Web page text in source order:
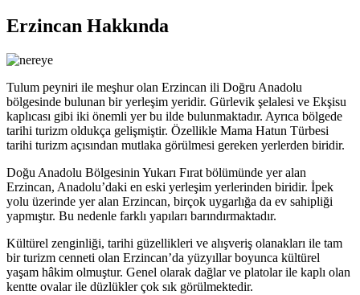
Erzincan Hakkında
Tulum peyniri ile meşhur olan Erzincan ili Doğru Anadolu
bölgesinde bulunan bir yerleşim yeridir. Gürlevik şelalesi ve Ekşisu
kaplıcası gibi iki önemli yer bu ilde bulunmaktadır. Ayrıca bölgede
tarihi turizm oldukça gelişmiştir. Özellikle Mama Hatun Türbesi
tarihi turizm açısından mutlaka görülmesi gereken yerlerden biridir.
Doğu Anadolu Bölgesinin Yukarı Fırat bölümünde yer alan
Erzincan, Anadolu’daki en eski yerleşim yerlerinden biridir. İpek
yolu üzerinde yer alan Erzincan, birçok uygarlığa da ev sahipliği
yapmıştır. Bu nedenle farklı yapıları barındırmaktadır.
Kültürel zenginliği, tarihi güzellikleri ve alışveriş olanakları ile tam
bir turizm cenneti olan Erzincan’da yüzyıllar boyunca kültürel
yaşam hâkim olmuştur. Genel olarak dağlar ve platolar ile kaplı olan
kentte ovalar ile düzlükler çok sık görülmektedir.